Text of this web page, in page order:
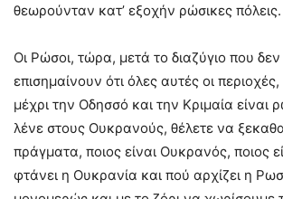
θεωρούνταν κατ’ εξοχήν ρώσικες πόλεις.
Οι Ρώσοι, τώρα, μετά το διαζύγιο που δεν
επισημαίνουν ότι όλες αυτές οι
μέχρι την Οδησσό και την Κριμαία είναι
λένε στους Ουκρανούς, θέλετε να
πράγματα, ποιος είναι Ουκρανός, ποιος
φτάνει η Ουκρανία και πού αρχίζει η